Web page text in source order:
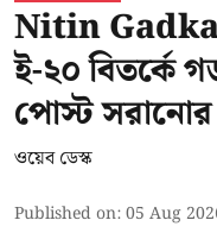
Nitin
ই-২০ বিতর্কে
পোস্ট সরানোর
ওয়েব ডেস্ক
Published on:05 Aug